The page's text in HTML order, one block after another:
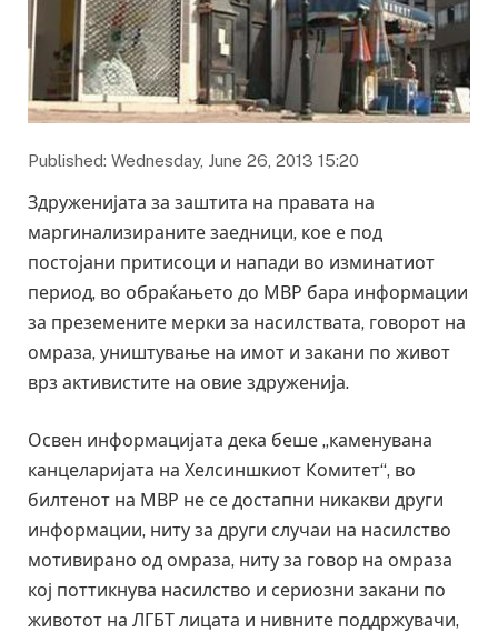
Published: Wednesday, June 26, 2013 15:20
Здруженијата за заштита на правата на
маргинализираните заедници, кое е под
постојани притисоци и напади во изминатиот
период, во обраќањето до МВР бара информации
за преземените мерки за насилствата, говорот на
омраза, уништување на имот и закани по живот
врз активистите на овие здруженија.
Освен информацијата дека беше „каменувана
канцеларијата на Хелсиншкиот Комитет“, во
билтенот на МВР не се достапни никакви други
информации, ниту за други случаи на насилство
мотивирано од омраза, ниту за говор на омраза
кој поттикнува насилство и сериозни закани по
животот на ЛГБТ лицата и нивните поддржувачи,